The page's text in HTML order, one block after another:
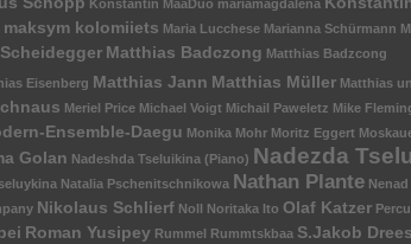
Konstantin MaaDuo mariamagdalena
maksym kolomiiets Maria Lucchese Marianna Schürmann
Matthias Badczong Matthias Badzcong
Eisenberg Matthias Jann Matthias Müller Matthias
Meriel Price Michael Voigt Michail Paweletz Mike
Ensemble-Daegu Monika Mohr Moritz Eggert
Golan Nadeshda Tseluikina (Piano) Nadezda
Natalia Pschenitschnikowa Nathan Plante
Nikolaus Schlierf Noll Noritaka Ito Olaf Katzer
Roman Yusipey Rummel Rummtskbaa S.Jakob Drees